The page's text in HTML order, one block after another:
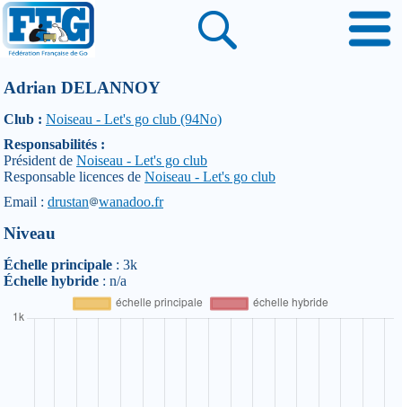
Adrian DELANNOY
Club : Noiseau - Let's go club (94No)
Responsabilités :
Président de Noiseau - Let's go club
Responsable licences de Noiseau - Let's go club
Email : drustan wanadoo.fr
Niveau
Échelle principale : 3k
Échelle hybride : n/a